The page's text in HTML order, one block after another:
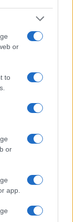
or
to
or
app.
collettiva e
tra 3 e 7
politico: la
delega al
uno
che
spesa
politico
da finanziare,
e poi
governare